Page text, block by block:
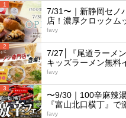
1
7/31〜｜新静岡セノ
店！濃厚クロックム
favy
2
7/27│『尾道ラーメ
キッズラーメン無料
favy
3
〜9/30｜100辛麻辣
『富山北口横丁』
favy